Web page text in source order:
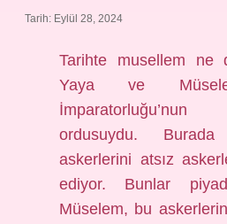
Tarih: Eylül 28, 2024
Tarihte musellem ne
Yaya ve
ordusuydu.
askerlerini atsız
ediyor. Bunlar
Müselem, bu